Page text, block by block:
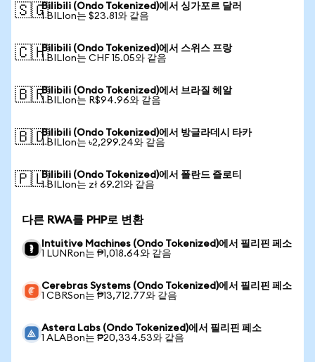
🇸🇬Bilibili (Ondo Tokenized)에서 싱가포르 달러
1 BILIon는 $23.81와 같음
🇨🇭Bilibili (Ondo Tokenized)에서 스위스 프랑
1 BILIon는 CHF 15.05와 같음
🇧🇷Bilibili (Ondo Tokenized)에서 브라질 헤알
1 BILIon는 R$94.96와 같음
🇧🇩Bilibili (Ondo Tokenized)에서 방글라데시 타카
1 BILIon는 ৳2,299.24와 같음
🇵🇱Bilibili (Ondo Tokenized)에서 폴란드 즐로티
1 BILIon는 zł 69.21와 같음
다른 RWA를 PHP로 변환
Intuitive Machines (Ondo Tokenized)에서 필리핀 페소
1 LUNRon는 ₱1,018.64와 같음
Cerebras Systems (Ondo Tokenized)에서 필리핀 페소
1 CBRSon는 ₱13,712.77와 같음
Astera Labs (Ondo Tokenized)에서 필리핀 페소
1 ALABon는 ₱20,334.53와 같음